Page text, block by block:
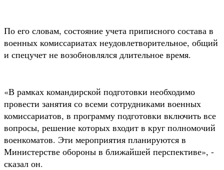
По его словам, состояние учета приписного состава в
военных комиссариатах неудовлетворительное, общий
и спецучет не возобновлялся длительное время.
«В рамках командирской подготовки необходимо
провести занятия со всеми сотрудниками военных
комиссариатов, в программу подготовки включить все
вопросы, решение которых входит в круг полномочий
военкоматов. Эти мероприятия планируются в
Министерстве обороны в ближайшей перспективе», -
сказал он.